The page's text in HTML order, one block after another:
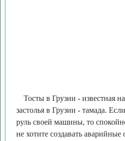
Тосты в Грузии - известная
застолья в Грузии - тамада.
руль своей машины, то
не хотите создавать